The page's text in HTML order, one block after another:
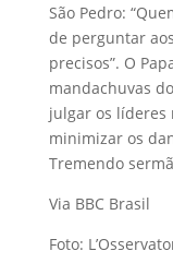
São Pedro:
de perguntar
precisos”. O
mandachuvas
julgar os líderes
minimizar os
Tremendo
Via BBC Brasil
Foto: